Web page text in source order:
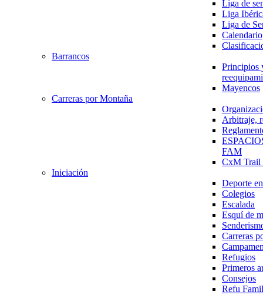
Liga de
Liga
Liga de
Calendario
Barrancos
Principios
Mayencos
Carreras por Montaña
Arbitraje,
FAM
CxM
Iniciación
Deporte
Colegios
Escalada
Esquí de
Carreras
Refugios
Primeros
Consejos
Refu